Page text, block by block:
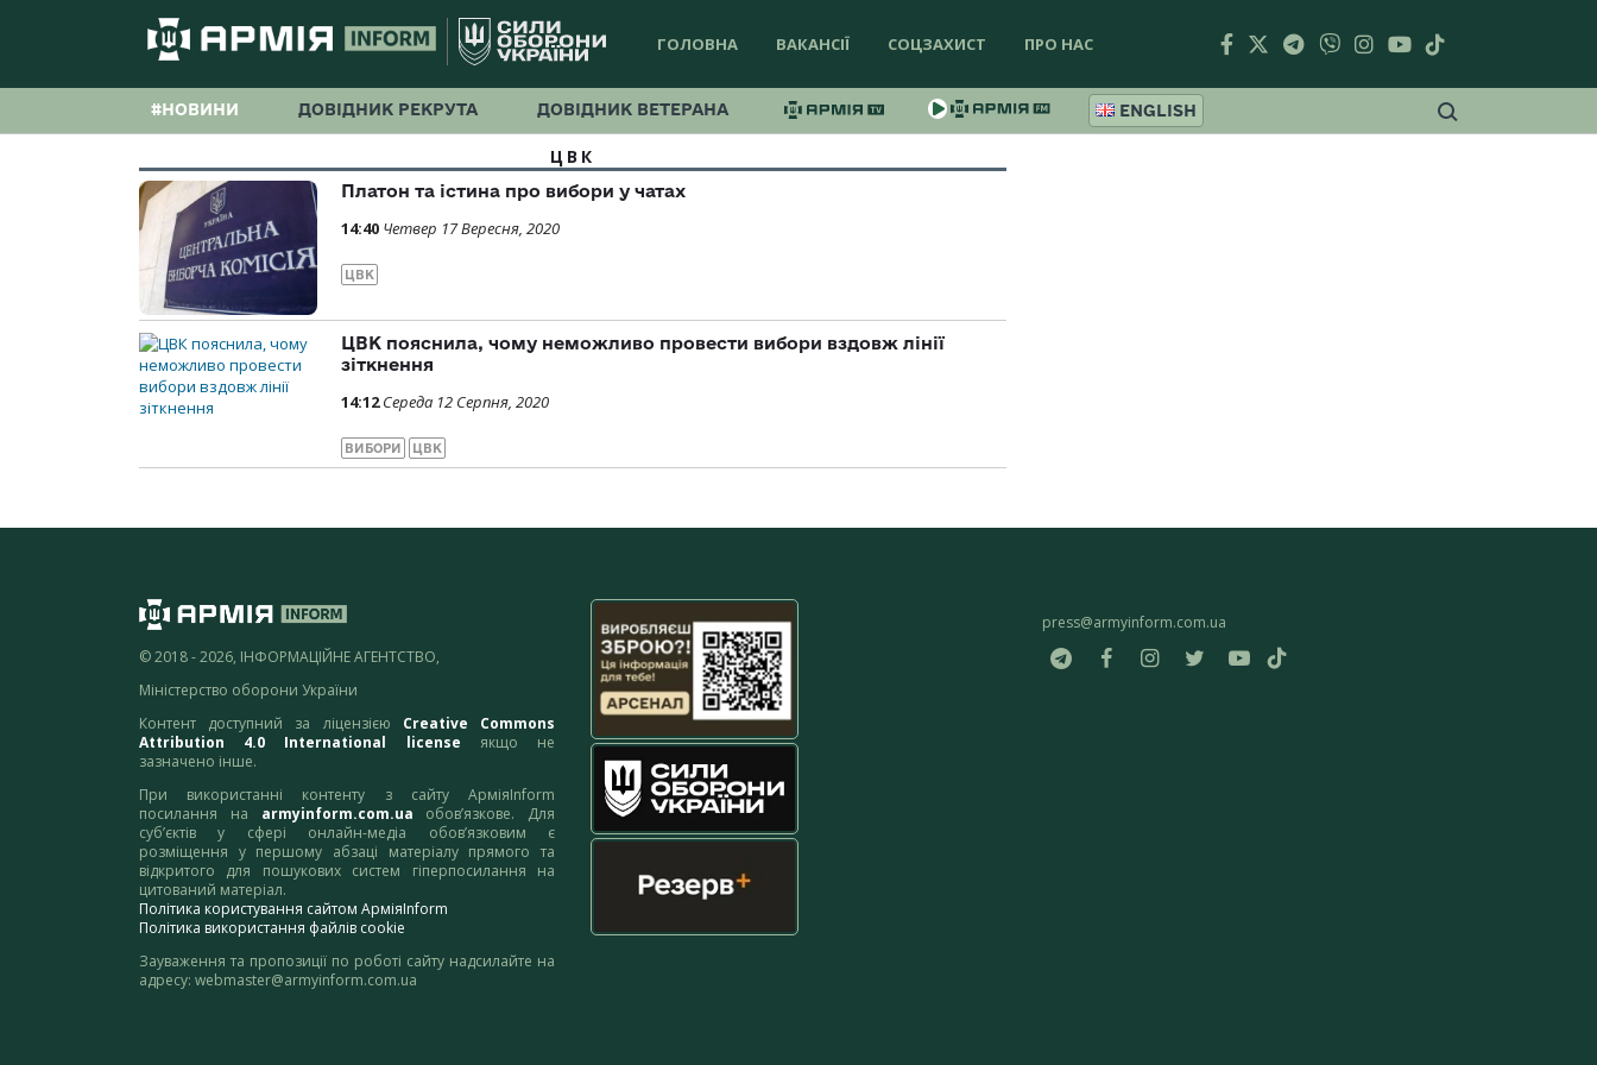
ГОЛОВНА ВАКАНСІЇ СОЦЗАХИСТ ПРО НАС
#НОВИНИ ДОВІДНИК РЕКРУТА ДОВІДНИК ВЕТЕРАНА ENGLISH
ЦВК
Платон та істина про вибори у чатах
14:40 Четвер 17 Вересня, 2020
ЦВК
ЦВК пояснила, чому неможливо провести вибори вздовж лінії
зіткнення
14:12 Середа 12 Серпня, 2020
ВИБОРИ ЦВК
© 2018 - 2026, ІНФОРМАЦІЙНЕ АГЕНТСТВО,
Міністерство оборони України
Контент доступний за ліцензією Creative Commons
Attribution 4.0 International license якщо не
зазначено інше.
При використанні контенту з сайту АрміяInform
посилання на armyinform.com.ua обов’язкове. Для
суб’єктів у сфері онлайн-медіа обов’язковим є
розміщення у першому абзаці матеріалу прямого та
відкритого для пошукових систем гіперпосилання на
цитований матеріал.
Політика користування сайтом АрміяInform
Політика використання файлів cookie
Зауваження та пропозиції по роботі сайту надсилайте на
адресу: webmaster@armyinform.com.ua
press@armyinform.com.ua